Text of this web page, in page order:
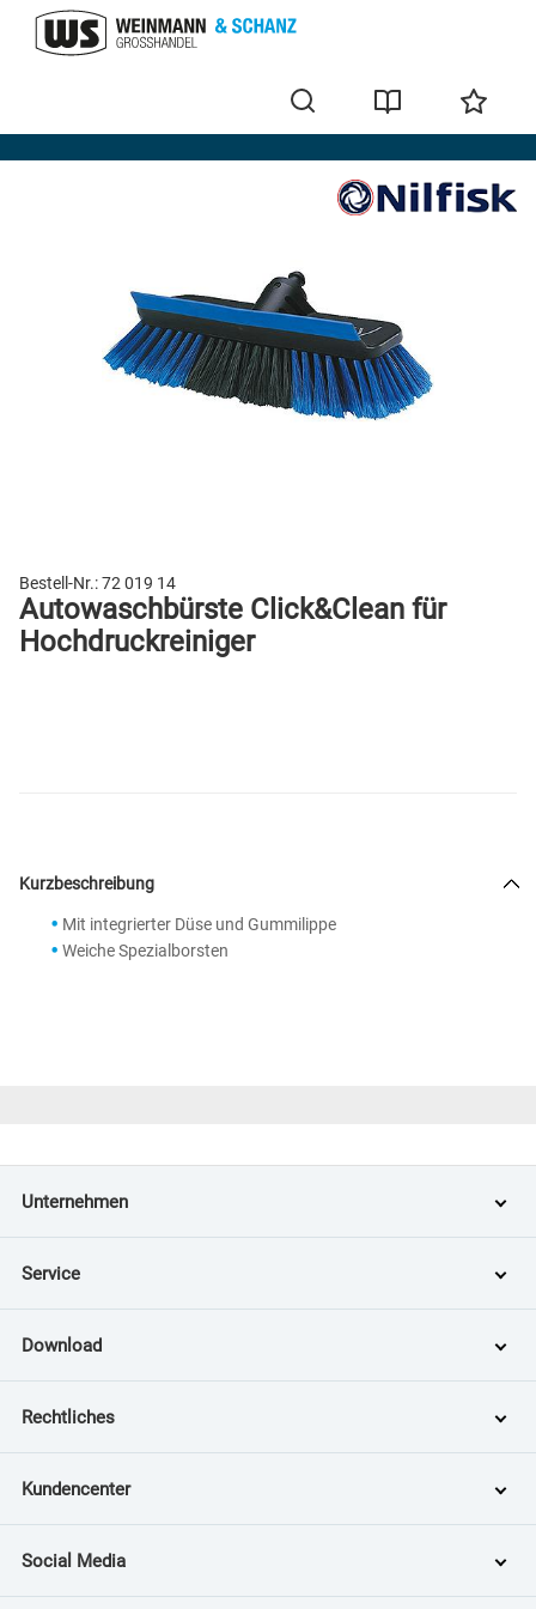
Waschbürsten
Bestell-Nr.:72 019 14
Autowaschbürste Click&Clean für
Hochdruckreiniger
Kurzbeschreibung
Mit integrierter Düse und Gummilippe
Weiche Spezialborsten
Unternehmen
Service
Download
Rechtliches
Kundencenter
Social Media